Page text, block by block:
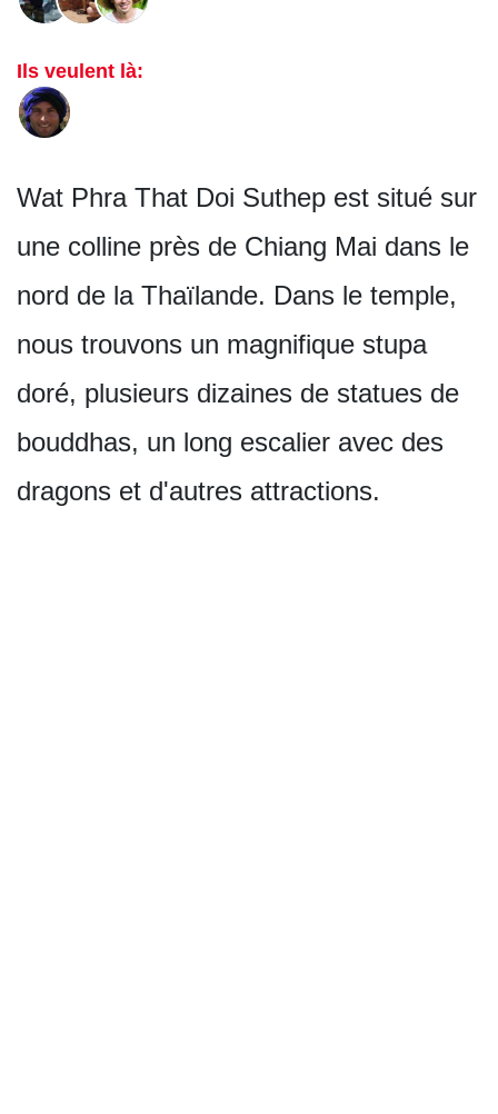
Ils veulent là:
Wat Phra That Doi Suthep est situé sur
une colline près de Chiang Mai dans le
nord de la Thaïlande. Dans le temple,
nous trouvons un magnifique stupa
doré, plusieurs dizaines de statues de
bouddhas, un long escalier avec des
dragons et d'autres attractions.